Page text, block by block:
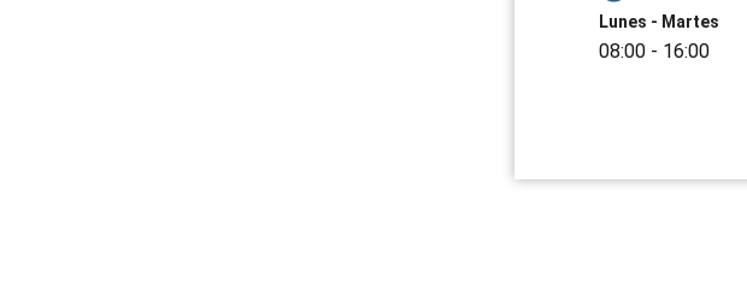
Lunes - Martes
08:00 - 16:00